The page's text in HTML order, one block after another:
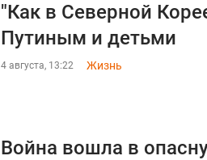
"Как в Северной
Путиным и детьми
4 августа, 13:22 Жизнь
Война вошла в